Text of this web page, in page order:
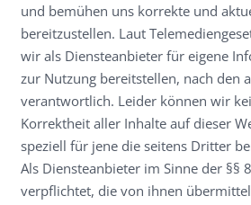
und bemühen uns korrekte und
bereitzustellen. Laut
wir als Diensteanbieter für eigene
zur Nutzung bereitstellen, nach den
verantwortlich. Leider können wir
Korrektheit aller Inhalte auf dieser
speziell für jene die seitens Dritter
Als Diensteanbieter im Sinne der §§
verpflichtet, die von ihnen